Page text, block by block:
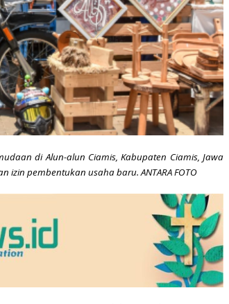
di Alun-alun Ciamis, Kabupaten Ciamis, Jawa
pembentukan usaha baru. ANTARA FOTO